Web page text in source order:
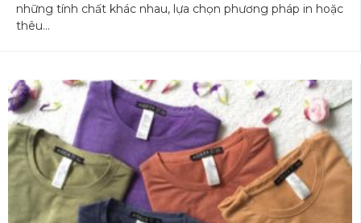
những tính chất khác nhau, lựa chọn phương pháp in hoặc
thêu...